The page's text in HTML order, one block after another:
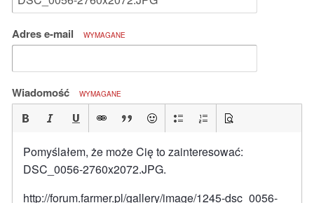
Adres e-mail WYMAGANE
Wiadomość WYMAGANE
Pomyślałem, że może Cię to zainteresować:
DSC_0056-2760x2072.JPG.
http://forum.farmer.pl/gallery/image/1245-dsc_0056-